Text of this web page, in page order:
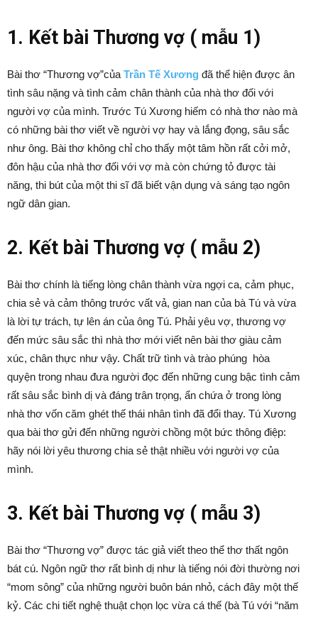
1. Kết bài Thương vợ ( mẫu 1)
Bài thơ “Thương vợ”của Trần Tế Xương đã thể hiện được ân
tình sâu nặng và tình cảm chân thành của nhà thơ đối với
người vợ của mình. Trước Tú Xương hiếm có nhà thơ nào mà
có những bài thơ viết về người vợ hay và lắng đọng, sâu sắc
như ông. Bài thơ không chỉ cho thấy một tâm hồn rất cởi mở,
đôn hậu của nhà thơ đối với vợ mà còn chứng tỏ được tài
năng, thi bút của một thi sĩ đã biết vận dụng và sáng tạo ngôn
ngữ dân gian.
2. Kết bài Thương vợ ( mẫu 2)
Bài thơ chính là tiếng lòng chân thành vừa ngợi ca, cảm phục,
chia sẻ và cảm thông trước vất vả, gian nan của bà Tú và vừa
là lời tự trách, tự lên án của ông Tú. Phải yêu vợ, thương vợ
đến mức sâu sắc thì nhà thơ mới viết nên bài thơ giàu cảm
xúc, chân thực như vậy. Chất trữ tình và trào phúng hòa
quyện trong nhau đưa người đọc đến những cung bậc tình cảm
rất sâu sắc bình dị và đáng trân trọng, ẩn chứa ở trong lòng
nhà thơ vốn căm ghét thế thái nhân tình đã đổi thay. Tú Xương
qua bài thơ gửi đến những người chồng một bức thông điệp:
hãy nói lời yêu thương chia sẻ thật nhiều với người vợ của
mình.
3. Kết bài Thương vợ ( mẫu 3)
Bài thơ “Thương vợ” được tác giả viết theo thể thơ thất ngôn
bát cú. Ngôn ngữ thơ rất bình dị như là tiếng nói đời thường nơi
“mom sông” của những người buôn bán nhỏ, cách đây một thế
kỷ. Các chi tiết nghệ thuật chọn lọc vừa cá thế (bà Tú với “năm